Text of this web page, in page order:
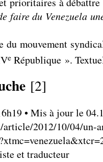
faire du Venezuela
du mouvement
e République ».
[2]
• Mis à jour le
2012/10/04/un-
et traducteur